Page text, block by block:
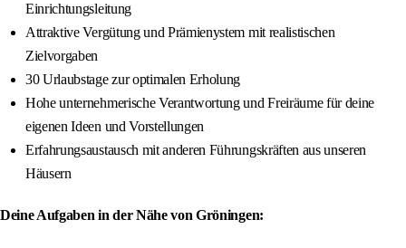
Einrichtungsleitung
Attraktive Vergütung und Prämienystem mit realistischen
Zielvorgaben
30 Urlaubstage zur optimalen Erholung
Hohe unternehmerische Verantwortung und Freiräume für deine
eigenen Ideen und Vorstellungen
Erfahrungsaustausch mit anderen Führungskräften aus unseren
Häusern
Deine Aufgaben in der Nähe von Gröningen: